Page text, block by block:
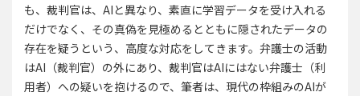
も、裁判官は、AIと異なり、素直に学習データを受け入れる
だけでなく、その真偽を見極めるとともに隠されたデータの
存在を疑うという、高度な対応をしてきます。弁護士の活動
はAI（裁判官）の外にあり、裁判官はAIにはない弁護士（利
用者）への疑いを抱けるので、筆者は、現代の枠組みのAIが